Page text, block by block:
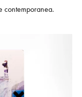
contemporanea.